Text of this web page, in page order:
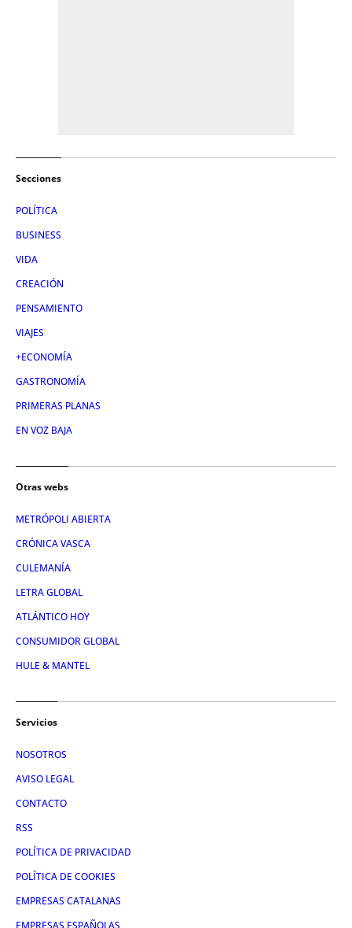
Secciones
POLÍTICA
BUSINESS
VIDA
CREACIÓN
PENSAMIENTO
VIAJES
+ECONOMÍA
GASTRONOMÍA
PRIMERAS PLANAS
EN VOZ BAJA
Otras webs
METRÓPOLI ABIERTA
CRÓNICA VASCA
CULEMANÍA
LETRA GLOBAL
ATLÁNTICO HOY
CONSUMIDOR GLOBAL
HULE & MANTEL
Servicios
NOSOTROS
AVISO LEGAL
CONTACTO
RSS
POLÍTICA DE PRIVACIDAD
POLÍTICA DE COOKIES
EMPRESAS CATALANAS
EMPRESAS ESPAÑOLAS